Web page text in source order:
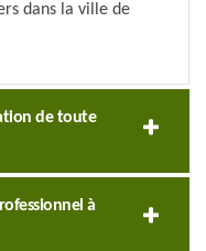
dans la ville de
de toute
à